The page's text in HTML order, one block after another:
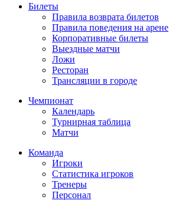
Билеты
Правила возврата билетов
Правила поведения на арене
Корпоративные билеты
Выездные матчи
Ложи
Ресторан
Трансляции в городе
Чемпионат
Календарь
Турнирная таблица
Матчи
Команда
Игроки
Статистика игроков
Тренеры
Персонал